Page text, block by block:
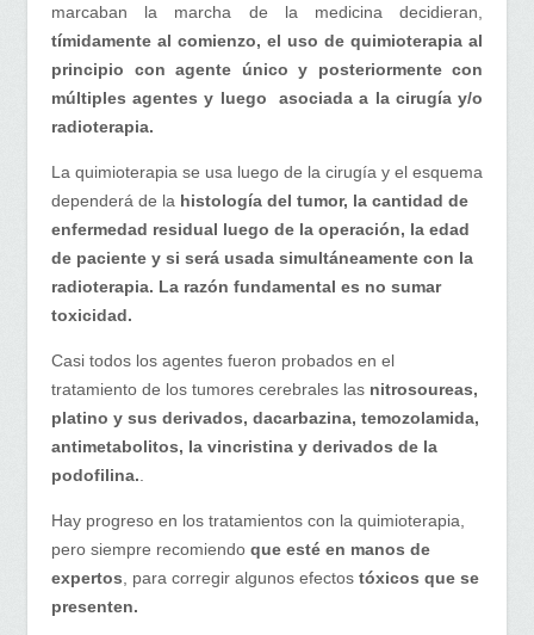
marcaban la marcha de la medicina decidieran,
tímidamente al comienzo, el uso de quimioterapia al
principio
con agente único y posteriormente con
múltiples agentes y luego asociada a la cirugía y/o
radioterapia.
La quimioterapia se usa luego de la cirugía y el esquema
dependerá de la histología del tumor, la cantidad de
enfermedad residual luego de la operación, la edad
de paciente y si será usada simultáneamente con la
radioterapia. La razón fundamental es no sumar
toxicidad.
Casi todos los agentes fueron probados en el
tratamiento de los tumores cerebrales las nitrosoureas,
platino y sus derivados, dacarbazina, temozolamida,
antimetabolitos, la vincristina y derivados de la
podofilina.
Hay progreso en los tratamientos con la quimioterapia,
pero siempre recomiendo que esté en manos de
expertos , para corregir algunos efectos tóxicos que se
presenten.